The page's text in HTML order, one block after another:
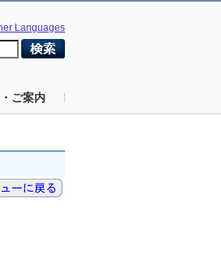
Languages
ご案内